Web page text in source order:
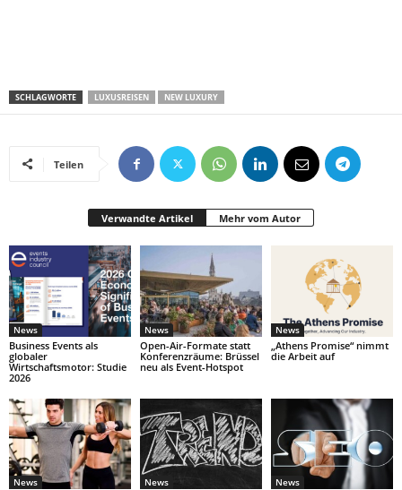
SCHLAGWORTE LUXUSREISEN NEW LUXURY
Teilen
Verwandte Artikel Mehr vom Autor
News
Business Events als
globaler
Wirtschaftsmotor: Studie
2026
News
Open-Air-Formate statt
Konferenzräume: Brüssel
neu als Event-Hotspot
News
„Athens Promise“ nimmt
die Arbeit auf
News News News